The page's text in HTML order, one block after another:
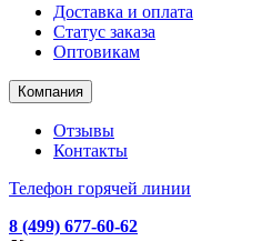
Доставка и оплата
Статус заказа
Оптовикам
Компания
Отзывы
Контакты
Телефон горячей линии
8 (499) 677-60-62